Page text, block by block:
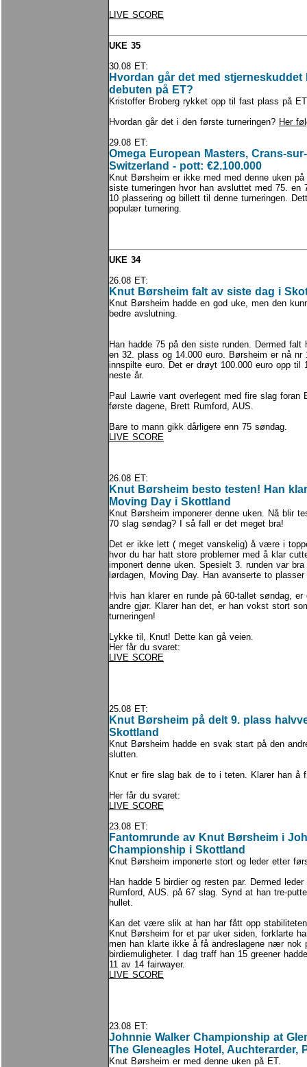
LIVE SCORE
UKE 35
30.08 ET:
Hvordan går det med
debuten på ET?
Kristoffer Broberg rykket opp til fast plass på
Hvordan går det i den første turneringen? Her
29.08 ET:
Omega European Masters, Crans-
Switzerland - pott: €2.100.000
Knut Børsheim er ikke med med denne uken
siste turneringen hvor han avsluttet med 75. en
10 plassering og billett til denne turneringen.
populær turnering.
UKE 34
26.08 ET:
Knut Børsheim falt av siste dag i
Knut Børsheim hadde en god uke, men den
bedre avslutning.
Han hadde 75 på den siste runden. Dermed
en 32. plass og 14.000 euro. Børsheim er nå nr
innspilte euro. Det er drøyt 100.000 euro opp til
neste år.
Paul Lawrie vant overlegent med fire slag foran
første dagene, Brett Rumford, AUS.
Bare to mann gikk dårligere enn 75 søndag.
LIVE SCORE
26.08 ET:
Knut Børsheim besto testen! Han
Moving Day i Skottland
Knut Børsheim imponerer denne uken. Nå blir
70 slag søndag? I så fall er det meget bra!
Det er ikke lett ( meget vanskelig) å være i
hvor du har hatt store problemer med å klar
imponert denne uken. Spesielt 3. runden var
lørdagen, Moving Day. Han avanserte to
Hvis han klarer en runde på 60-tallet søndag,
andre gjør. Klarer han det, er han vokst stort
turneringen!
Lykke til, Knut! Dette kan gå veien.
Her får du svaret:
LIVE SCORE
25.08 ET:
Knut Børsheim på delt 9. plass
Skottland
Knut Børsheim hadde en svak start på den
slutten.
Knut er fire slag bak de to i teten. Klarer han å
Her får du svaret:
LIVE SCORE
23.08 ET:
Fantomrunde av Knut Børsheim i
Championship i Skottland
Knut Børsheim imponerte stort og leder etter
Han hadde 5 birdier og resten par. Dermed
Rumford, AUS. på 67 slag. Synd at han tre-
hullet.
Kan det være slik at han har fått opp
Knut Børsheim for et par uker siden, forklarte
men han klarte ikke å få andreslagene nær nok
birdiemuligheter. I dag traff han 15 greener
11 av 14 fairwayer.
LIVE SCORE
23.08 ET:
Johnnie Walker Championship at
The Gleneagles Hotel, Auchterarder,
Knut Børsheim er med denne uken på ET.